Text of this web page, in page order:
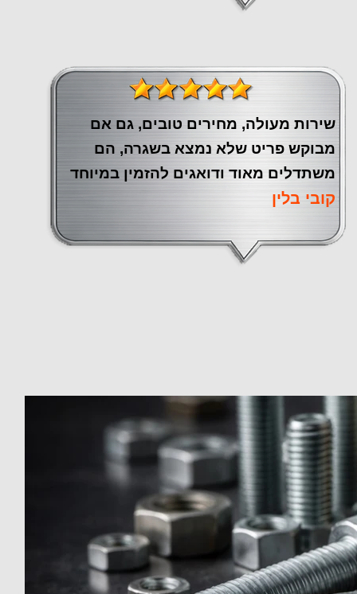
שירות מעולה, מחירים טובים, גם אם
מבוקש פריט שלא נמצא בשגרה, הם
משתדלים מאוד ודואגים להזמין במיוחד
קובי בלין